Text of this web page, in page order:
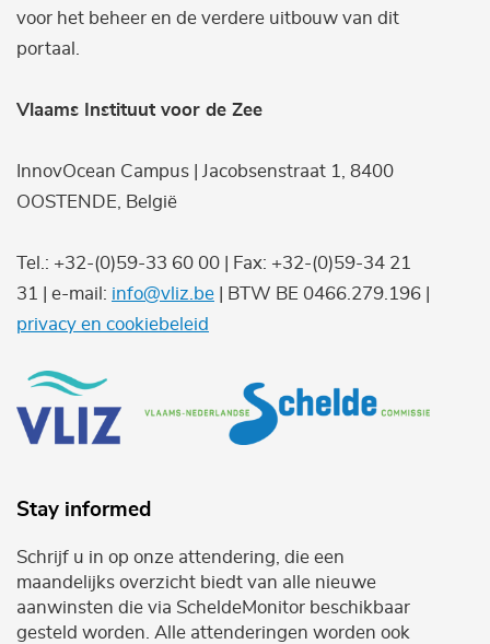
voor het beheer en de verdere uitbouw van dit
portaal.
Vlaams Instituut voor de Zee
InnovOcean Campus | Jacobsenstraat 1, 8400
OOSTENDE, België
Tel.: +32-(0)59-33 60 00 | Fax: +32-(0)59-34 21
31 | e-mail: info@vliz.be | BTW BE 0466.279.196 |
privacy en cookiebeleid
Stay informed
Schrijf u in op onze attendering, die een
maandelijks overzicht biedt van alle nieuwe
aanwinsten die via ScheldeMonitor beschikbaar
gesteld worden. Alle attenderingen worden ook